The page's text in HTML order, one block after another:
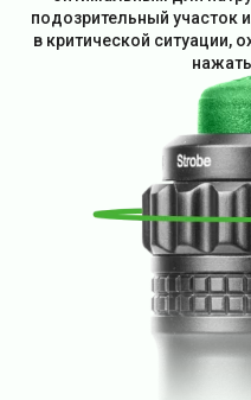
подозрительный участок
в критической ситуации,